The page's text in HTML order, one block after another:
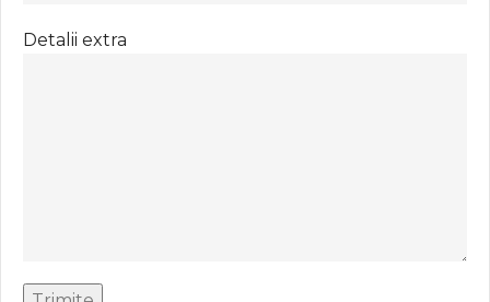
Detalii extra